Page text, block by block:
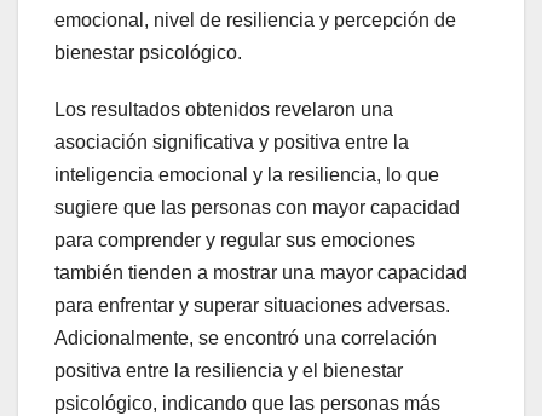
emocional, nivel de resiliencia y percepción de
bienestar psicológico.
Los resultados obtenidos revelaron una
asociación significativa y positiva entre la
inteligencia emocional y la resiliencia, lo que
sugiere que las personas con mayor capacidad
para comprender y regular sus emociones
también tienden a mostrar una mayor capacidad
para enfrentar y superar situaciones adversas.
Adicionalmente, se encontró una correlación
positiva entre la resiliencia y el bienestar
psicológico, indicando que las personas más